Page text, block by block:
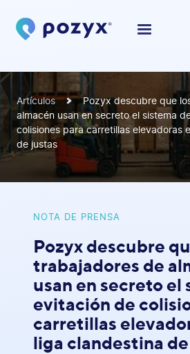
Artículos
Pozyx descubre que
almacén usan en secreto el sistema
colisiones para carretillas elevadoras
de justas
NOTA DE PRENSA
Pozyx descubre
trabajadores de
usan en secreto el
evitación de
carretillas
liga clandestina